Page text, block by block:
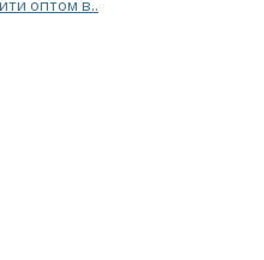
оптом в..